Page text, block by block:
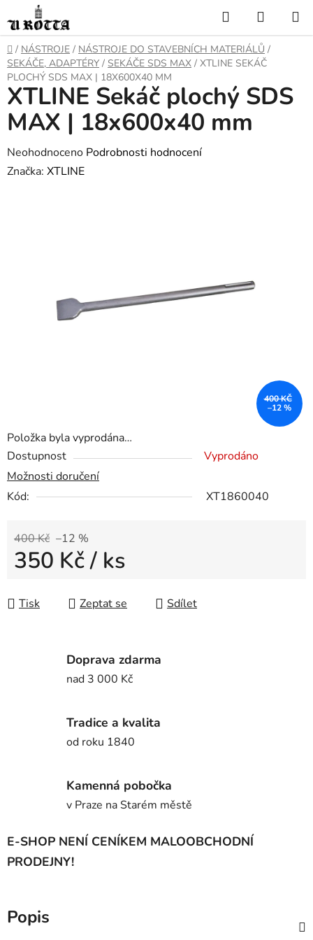
na
obsah
Hledat
KOŠÍK
DOMŮ
/ NÁSTROJE / NÁSTROJE DO STAVEBNÍCH MATERIÁLŮ /
SEKÁČE, ADAPTÉRY / SEKÁČE SDS MAX / XTLINE SEKÁČ
PLOCHÝ SDS MAX | 18X600X40 MM
Položka byla vyprodána…
Dostupnost
Vyprodáno
Možnosti doručení
Kód:
XT1860040
400 Kč –12 %
350 Kč/ ks
Tisk
Zeptat se Sdílet
XTLINE Sekáč plochý SDS
MAX | 18x600x40 mm
Průměrné
hodnocení
Neohodnoceno Podrobnosti hodnocení
Značka: XTLINE
400 KČ
–12 %
Doprava zdarma
nad 3 000 Kč
Tradice a kvalita
od roku 1840
Kamenná pobočka
v Praze na Starém městě
E-SHOP NENÍ CENÍKEM MALOOBCHODNÍ
PRODEJNY!
Popis